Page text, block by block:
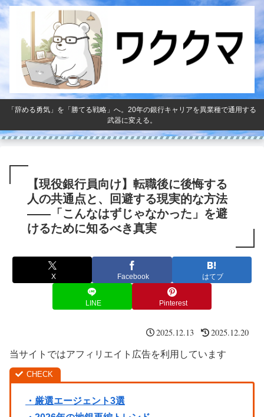
「辞める勇気」を「勝てる戦略」へ。20年の銀行キャリアを異業種で通用する
武器に変える。
【現役銀行員向け】転職後に後悔する
人の共通点と、回避する現実的な方法
――「こんなはずじゃなかった」を避
けるために知るべき真実
X Facebook はてブ
LINE Pinterest
2025.12.13 2025.12.20
当サイトではアフィリエイト広告を利用しています
・厳選エージェント3選